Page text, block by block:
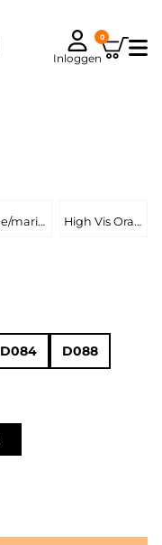
Inloggen
0
Oranje/marine High Vis Oranje/Groen
D084 D088